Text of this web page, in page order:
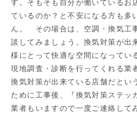
ているのか？と不安になる方も多
ん。 その場合は、空調・換気工
談してみましょう。換気対策が出
様にとって快適な空間になってい
現地調査・診断を行ってくれる業
換気対策が出来ている店舗だとい
ために工事後、『換気対策ステッ
業者もいますので一度ご連絡して